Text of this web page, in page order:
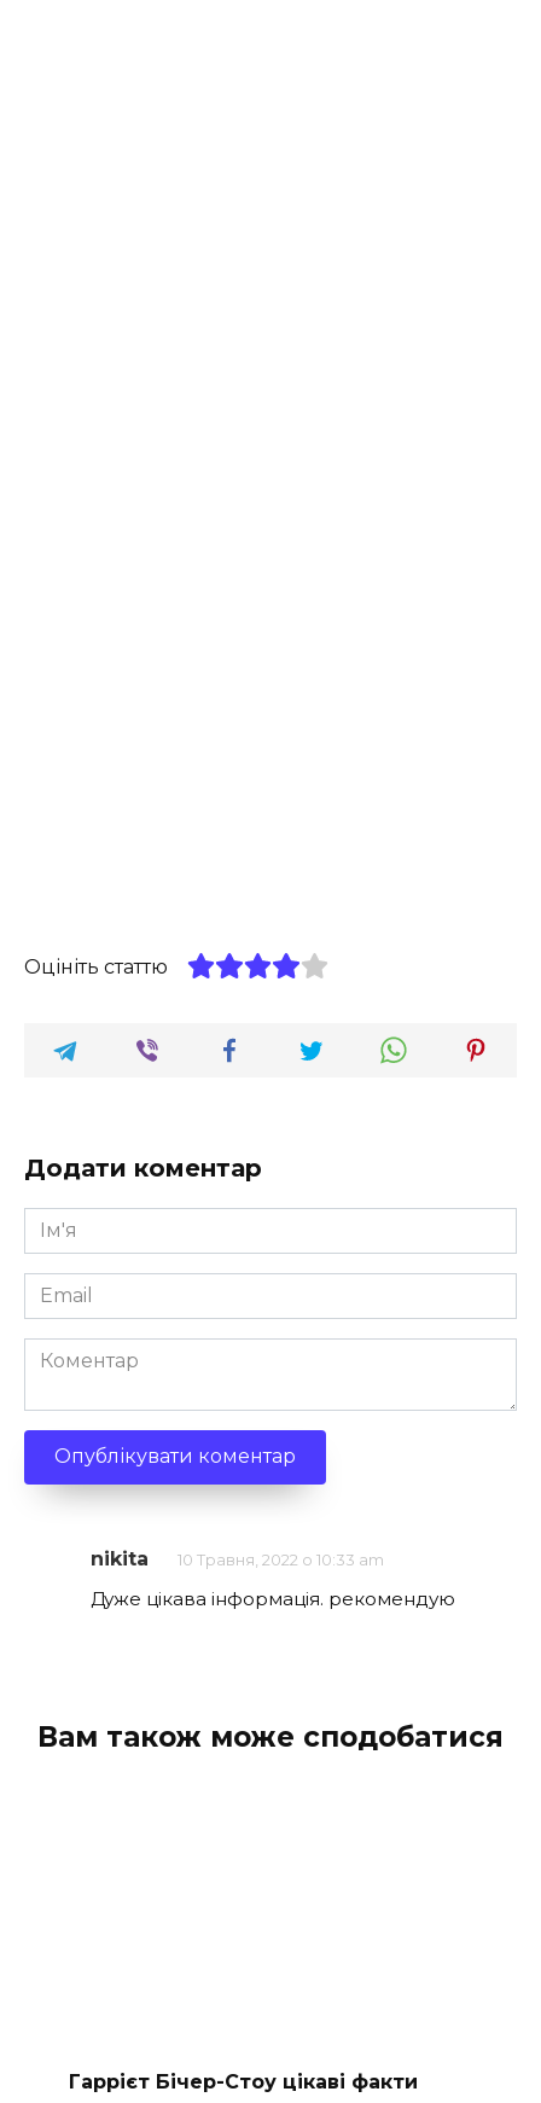
Оцініть статтю
Додати коментар
Ім'я
*
Email
*
Коментар
nikita 10 Травня, 2022 о 10:33 am
Дуже цікава інформація. рекомендую
Вам також може сподобатися
Гаррієт Бічер-Стоу цікаві факти